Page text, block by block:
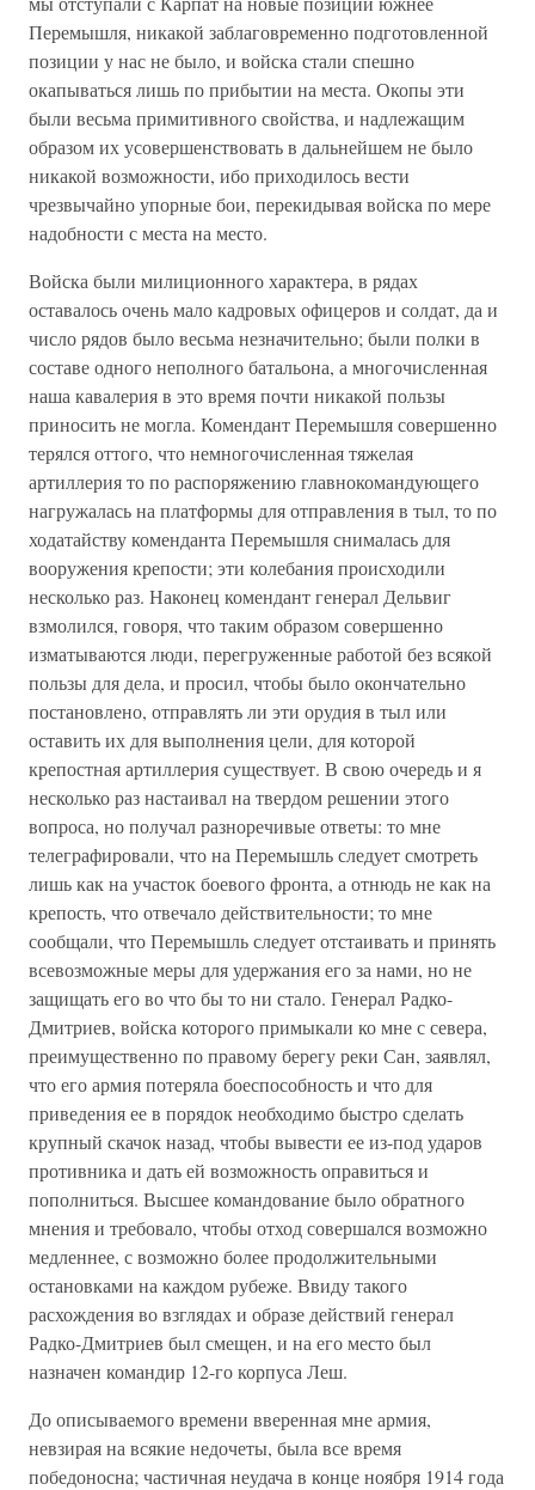
Перемышля, никакой заблаговременно подготовленной
позиции у нас не было, и войска стали спешно
окапываться лишь по прибытии на места. Окопы эти
были весьма примитивного свойства, и надлежащим
образом их усовершенствовать в дальнейшем не было
никакой возможности, ибо приходилось вести
чрезвычайно упорные бои, перекидывая войска по мере
надобности с места на место.
Войска были милиционного характера, в рядах
оставалось очень мало кадровых офицеров и солдат, да и
число рядов было весьма незначительно; были полки в
составе одного неполного батальона, а многочисленная
наша кавалерия в это время почти никакой пользы
приносить не могла. Комендант Перемышля совершенно
терялся оттого, что немногочисленная тяжелая
артиллерия то по распоряжению главнокомандующего
нагружалась на платформы для отправления в тыл, то по
ходатайству коменданта Перемышля снималась для
вооружения крепости; эти колебания происходили
несколько раз. Наконец комендант генерал Дельвиг
взмолился, говоря, что таким образом совершенно
изматываются люди, перегруженные работой без всякой
пользы для дела, и просил, чтобы было окончательно
постановлено, отправлять ли эти орудия в тыл или
оставить их для выполнения цели, для которой
крепостная артиллерия существует. В свою очередь и я
несколько раз настаивал на твердом решении этого
вопроса, но получал разноречивые ответы: то мне
телеграфировали, что на Перемышль следует смотреть
лишь как на участок боевого фронта, а отнюдь не как на
крепость, что отвечало действительности; то мне
сообщали, что Перемышль следует отстаивать и принять
всевозможные меры для удержания его за нами, но не
защищать его во что бы то ни стало. Генерал Радко-
Дмитриев, войска которого примыкали ко мне с севера,
преимущественно по правому берегу реки Сан, заявлял,
что его армия потеряла боеспособность и что для
приведения ее в порядок необходимо быстро сделать
крупный скачок назад, чтобы вывести ее из-под ударов
противника и дать ей возможность оправиться и
пополниться. Высшее командование было обратного
мнения и требовало, чтобы отход совершался возможно
медленнее, с возможно более продолжительными
остановками на каждом рубеже. Ввиду такого
расхождения во взглядах и образе действий генерал
Радко-Дмитриев был смещен, и на его место был
назначен командир 12-го корпуса Леш.
До описываемого времени вверенная мне армия,
невзирая на всякие недочеты, была все время
победоносна; частичная неудача в конце ноября 1914 года